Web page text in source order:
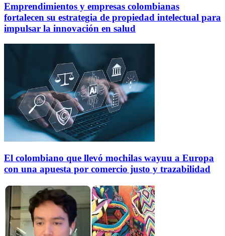
Emprendimientos y empresas colombianas
fortalecen su estrategia de propiedad intelectual para
impulsar la innovación en salud
El colombiano que llevó mochilas wayuu a Europa
con una apuesta por comercio justo y trazabilidad